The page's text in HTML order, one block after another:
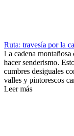
Ruta: travesía por la
La cadena montañosa
hacer senderismo.
cumbres desiguales
valles y pintorescos
Leer más